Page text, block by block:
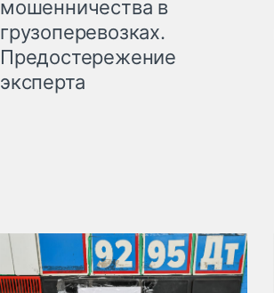
мошенничества в
грузоперевозках.
Предостережение
эксперта